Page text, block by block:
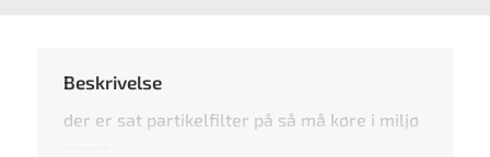
Beskrivelse
der er sat partikelfilter på så må køre i miljø